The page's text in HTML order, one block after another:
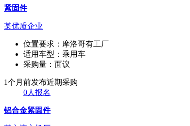
紧固件
某优质企业
位置要求： 摩洛哥有工厂
适用车型： 乘用车
采购量： 面议
1个月前发布近期采购
0人报名
铝合金紧固件